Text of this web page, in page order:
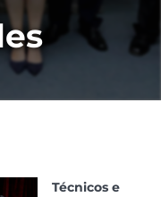
Técnicos e